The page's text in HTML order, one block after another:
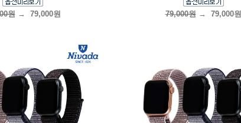
원→ 79,000원 79,000원→ 79,000원